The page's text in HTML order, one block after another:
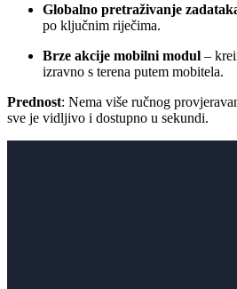
Globalno pretraživanje
po ključnim riječima.
Brze akcije mobilni modul –
izravno s terena putem mobitela.
Prednost: Nema više ručnog
sve je vidljivo i dostupno u sekundi.